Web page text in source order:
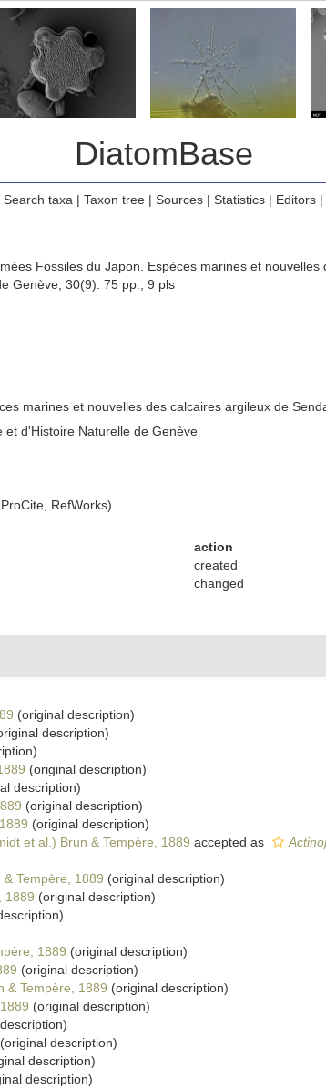
DiatomBase
Search taxa | Taxon tree| Sources| Statistics| Editors|
Fossiles du Japon. Espèces marines et
Genève, 30(9): 75 pp., 9 pls
marines et nouvelles des calcaires argileux de
et d'Histoire Naturelle de Genève
RefWorks)
action
created
changed
(original description)
description)
(original description)
description)
(original description)
(original description)
et al.) Brun & Tempère, 1889 accepted as
Tempère, 1889 (original description)
1889 (original description)
1889 (original description)
(original description)
& Tempère, 1889 (original description)
(original description)
(original description)
description)
description)